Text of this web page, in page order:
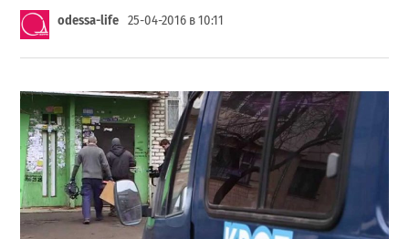
odessa-life 25-04-2016 в 10:11